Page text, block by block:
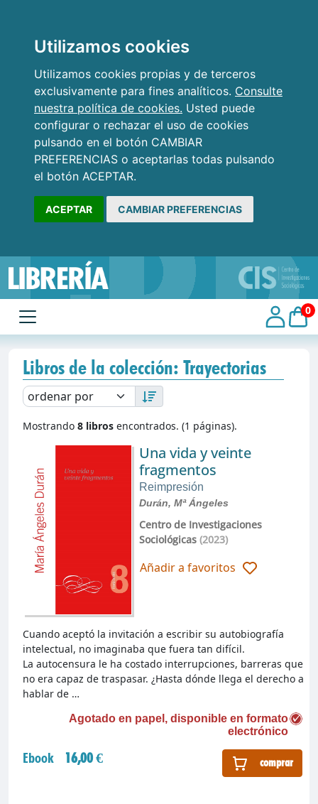
Utilizamos cookies
Utilizamos cookies propias y de terceros
exclusivamente para fines analíticos. Consulte
nuestra política de cookies. Usted puede
configurar o rechazar el uso de cookies
pulsando en el botón CAMBIAR
PREFERENCIAS o aceptarlas todas pulsando
el botón ACEPTAR.
ACEPTAR CAMBIAR PREFERENCIAS
0
Libros de la colección: Trayectorias
Mostrando 8 libros encontrados. (1 páginas).
Una vida y veinte
fragmentos
Reimpresión
Durán, Mª Ángeles
Centro de Investigaciones
Sociológicas(2023)
Añadir a favoritos
Agotado en papel, disponible en formato
electrónico
Ebook 16,00 € comprar
Cuando aceptó la invitación a escribir su autobiografía
intelectual, no imaginaba que fuera tan difícil.
La autocensura le ha costado interrupciones, barreras que
no era capaz de traspasar. ¿Hasta dónde llega el derecho a
hablar de …